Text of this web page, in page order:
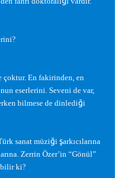
En fakirinden, en
eserlerini. Seveni de var,
bilmese de dinlediği
sanat müziği şarkıcılarına
Zerrin Özer’in “Gönül”
ki?